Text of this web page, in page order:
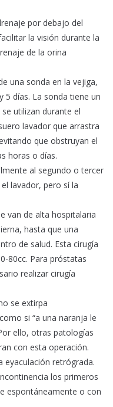
por debajo del
la visión durante la
de la orina
una sonda en la vejiga,
5 días. La sonda tiene un
utilizan durante el
lavador que arrastra
que obstruyan el
horas o días.
al segundo o tercer
lavador, pero sí la
van de alta hospitalaria
hasta que una
de salud. Esta cirugía
80cc. Para próstatas
realizar cirugía
se extirpa
si “a una naranja le
ello, otras patologías
con esta operación.
eyaculación retrógrada.
los primeros
espontáneamente o con